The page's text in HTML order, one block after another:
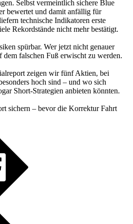
Selbst vermeintlich sichere Blue
bewertet und damit anfällig für
technische Indikatoren erste
Rekordstände nicht mehr bestätigt.
spürbar. Wer jetzt nicht genauer
dem falschen Fuß erwischt zu werden.
zeigen wir fünf Aktien, bei
hoch sind – und wo sich
Short-Strategien anbieten könnten.
sichern – bevor die Korrektur Fahrt